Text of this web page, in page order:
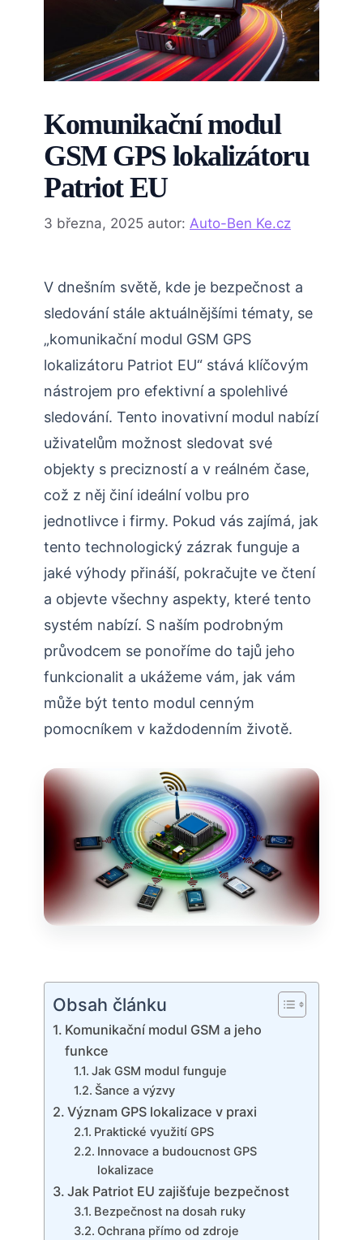
Komunikační modul
GSM GPS lokalizátoru
Patriot EU
3 března, 2025 autor: Auto-Ben Ke.cz
V dnešním světě, kde je bezpečnost a
sledování stále aktuálnějšími tématy, se
„komunikační modul GSM GPS
lokalizátoru Patriot EU“ stává klíčovým
nástrojem pro efektivní a spolehlivé
sledování. Tento inovativní modul nabízí
uživatelům možnost sledovat své
objekty s precizností a v reálném čase,
což z něj činí ideální volbu pro
jednotlivce i firmy. Pokud vás zajímá, jak
tento technologický zázrak funguje a
jaké výhody přináší, pokračujte ve čtení
a objevte všechny aspekty, které tento
systém nabízí. S naším podrobným
průvodcem se ponoříme do tajů jeho
funkcionalit a ukážeme vám, jak vám
může být tento modul cenným
pomocníkem v každodenním životě.
Obsah článku
Komunikační modul GSM a jeho
funkce
Jak GSM modul funguje
Šance a výzvy
Význam GPS lokalizace v praxi
Praktické využití GPS
Innovace a budoucnost GPS
lokalizace
Jak Patriot EU zajišťuje bezpečnost
Bezpečnost na dosah ruky
Ochrana přímo od zdroje